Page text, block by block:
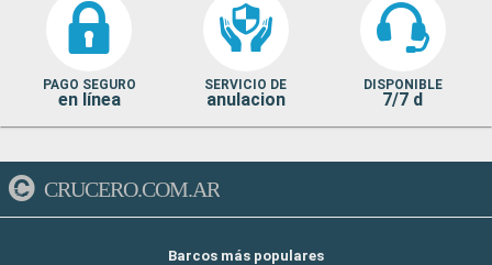
PAGO SEGURO
en línea
SERVICIO DE
anulacion
DISPONIBLE
7/7 d
CRUCERO.COM.AR
Barcos más populares